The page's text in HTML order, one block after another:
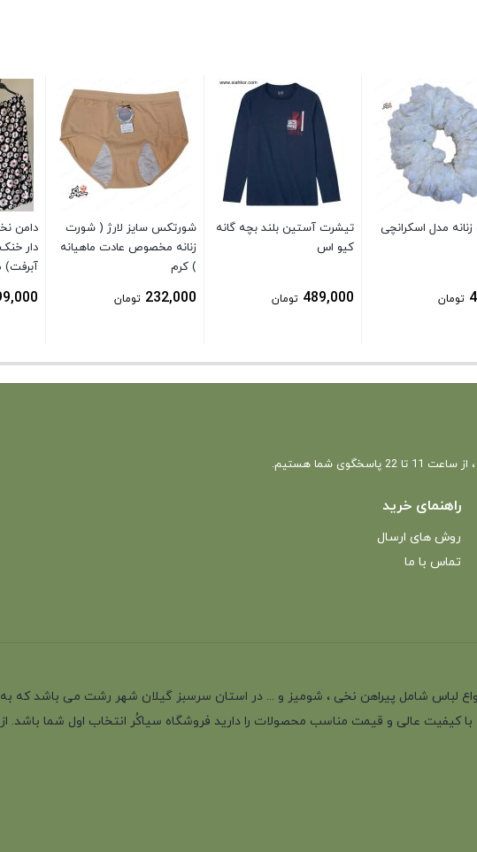
مدل اسکرانچی
تومان
تیشرت آستین بلند بچه گانه
کیو اس
489,000 تومان
شورتکس سایز لارژ ( شورت
زنانه مخصوص عادت ماهیانه
) کرم
232,000 تومان
دامن
دار
شما هستیم.
راهنمای خرید
روش های ارسال
تماس با ما
با بیش از 35 سال سابقه در تولید انواع لباس شامل پیراهن نخی ، شومیز و ... در استان سرسبز گیلان شهر رشت
کیفیت عالی و قیمت مناسب محصولات را دارید فروشگاه سیاکُر انتخاب اول شما باشد.